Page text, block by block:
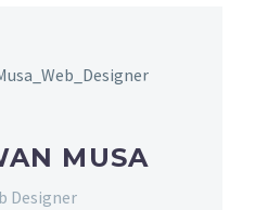
MUSA
Designer